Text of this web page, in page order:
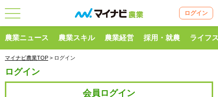
ログイン
農業ニュース 農業スキル 農業経営 採用・就農 ライフ
マイナビ農業TOP > ログイン
ログイン
会員ログイン